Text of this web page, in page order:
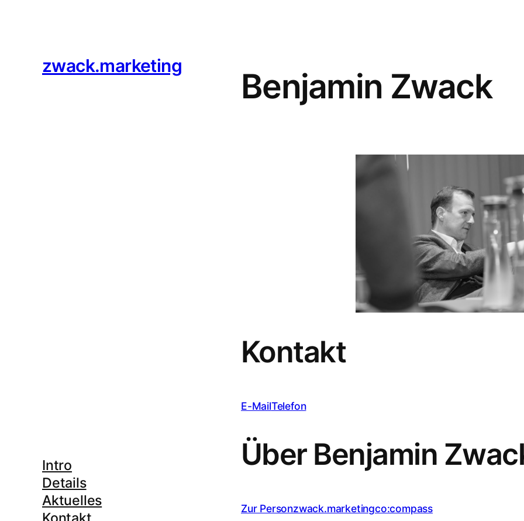
zwack.marketing
Intro
Details
Aktuelles
Benjamin Zwack
Kontakt
E-MailTelefon
Über Benjamin
Zur Personzwack.marketingco:compass